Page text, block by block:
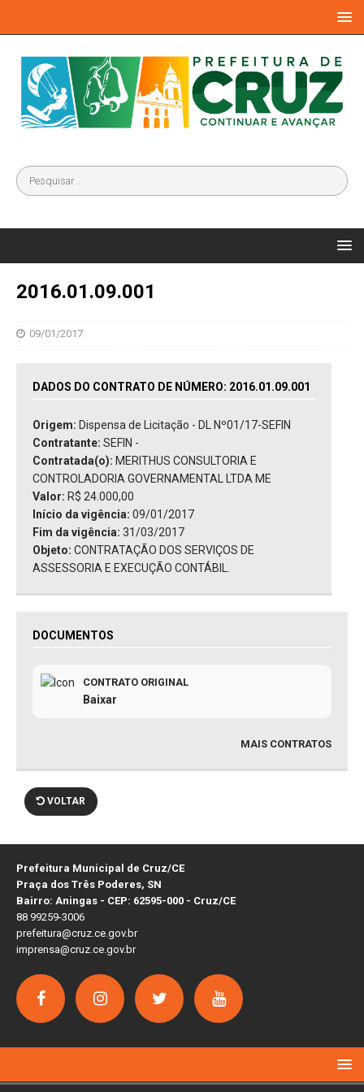
2016.01.09.001
09/01/2017
DADOS DO CONTRATO DE NÚMERO: 2016.01.09.001
Origem: Dispensa de Licitação - DL Nº01/17-SEFIN
Contratante: SEFIN -
Contratada(o): MERITHUS CONSULTORIA E
CONTROLADORIA GOVERNAMENTAL LTDA ME
Valor: R$ 24.000,00
Início da vigência: 09/01/2017
Fim da vigência: 31/03/2017
Objeto: CONTRATAÇÃO DOS SERVIÇOS DE
ASSESSORIA E EXECUÇÃO CONTÁBIL.
DOCUMENTOS
CONTRATO ORIGINAL
Baixar
MAIS CONTRATOS
VOLTAR
Prefeitura Municipal de Cruz/CE
Praça dos Três Poderes, SN
Bairro: Aningas - CEP: 62595-000 - Cruz/CE
88 99259-3006
prefeitura@cruz.ce.gov.br
imprensa@cruz.ce.gov.br